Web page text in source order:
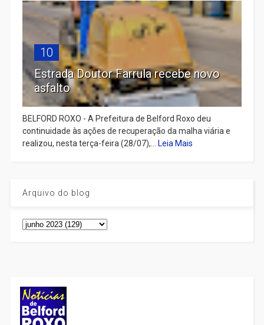
10
Estrada Doutor Farrula recebe novo
asfalto
BELFORD ROXO - A Prefeitura de Belford Roxo deu
continuidade às ações de recuperação da malha viária e
realizou, nesta terça-feira (28/07),... Leia Mais
Arquivo do blog